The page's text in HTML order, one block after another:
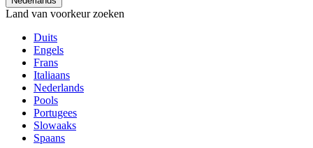
Land van voorkeur zoeken
Duits
Engels
Frans
Italiaans
Nederlands
Pools
Portugees
Slowaaks
Spaans